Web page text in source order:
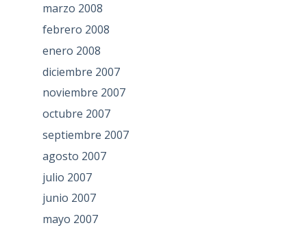
marzo 2008
febrero 2008
enero 2008
diciembre 2007
noviembre 2007
octubre 2007
septiembre 2007
agosto 2007
julio 2007
junio 2007
mayo 2007